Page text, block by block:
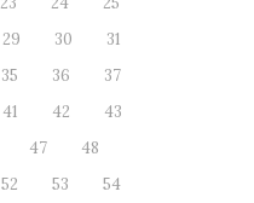
29 30
31
35 36
37
41 42
43
47
48
52 53
54